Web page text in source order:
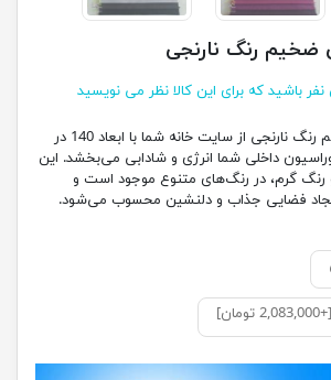
ضخیم رنگ نارنجی
نفر باشید که برای این کالا نظر می نویسید
پرده کتان کنفی ضخیم رنگ نارنجی از سایت خانه شما با ابعاد 140 در
داخلی شما انرژی و شادابی می‌بخشد. این
رنگ گرم، در رنگ‌های متنوع موجود است و
ایجاد فضایی جذاب و دلنشین محسوب می‌شود.